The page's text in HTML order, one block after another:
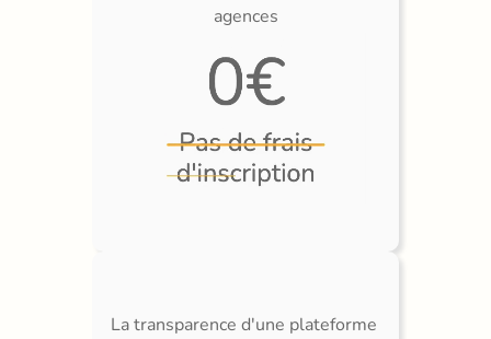
agences
La transparence d'une plateforme